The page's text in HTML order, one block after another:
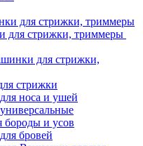
для стрижки, триммеры
для стрижки,
стрижки
носа и ушей
бороды и усов
бровей